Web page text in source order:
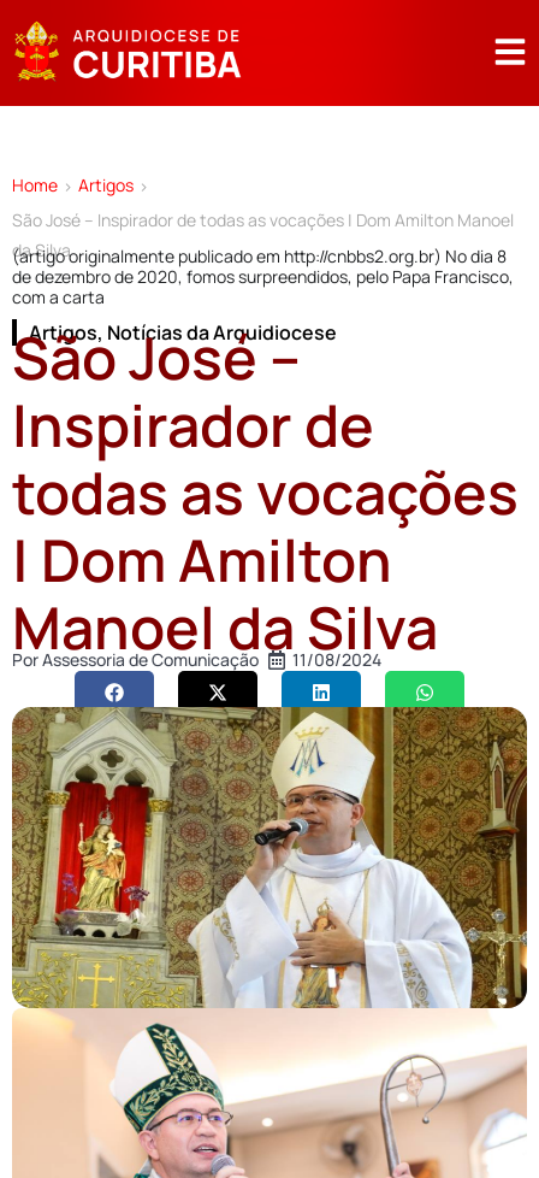
Home > Artigos >
São José – Inspirador de todas as vocações | Dom Amilton Manoel
da Silva
(artigo originalmente publicado em http://cnbbs2.org.br) No dia 8
de dezembro de 2020, fomos surpreendidos, pelo Papa Francisco,
com a carta
Artigos, Notícias da Arquidiocese
São José –
Inspirador de
todas as vocações
| Dom Amilton
Manoel da Silva
PorAssessoria de Comunicação 11/08/2024